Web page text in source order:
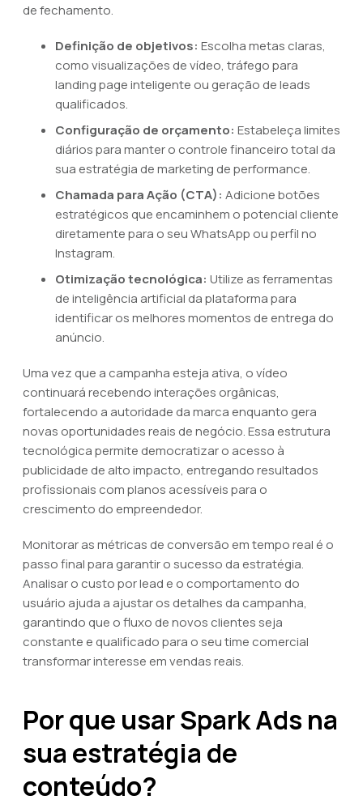
de fechamento.
Definição de objetivos: Escolha metas claras,
como visualizações de vídeo, tráfego para
landing page inteligente ou geração de leads
qualificados.
Configuração de orçamento: Estabeleça limites
diários para manter o controle financeiro total da
sua estratégia de marketing de performance.
Chamada para Ação (CTA): Adicione botões
estratégicos que encaminhem o potencial cliente
diretamente para o seu WhatsApp ou perfil no
Instagram.
Otimização tecnológica: Utilize as ferramentas
de inteligência artificial da plataforma para
identificar os melhores momentos de entrega do
anúncio.
Uma vez que a campanha esteja ativa, o vídeo
continuará recebendo interações orgânicas,
fortalecendo a autoridade da marca enquanto gera
novas oportunidades reais de negócio. Essa estrutura
tecnológica permite democratizar o acesso à
publicidade de alto impacto, entregando resultados
profissionais com planos acessíveis para o
crescimento do empreendedor.
Monitorar as métricas de conversão em tempo real é o
passo final para garantir o sucesso da estratégia.
Analisar o custo por lead e o comportamento do
usuário ajuda a ajustar os detalhes da campanha,
garantindo que o fluxo de novos clientes seja
constante e qualificado para o seu time comercial
transformar interesse em vendas reais.
Por que usar Spark Ads na
sua estratégia de
conteúdo?